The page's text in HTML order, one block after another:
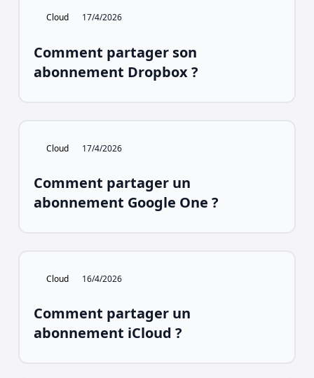
Cloud 17/4/2026
Comment partager son
abonnement Dropbox ?
Cloud 17/4/2026
Comment partager un
abonnement Google One ?
Cloud 16/4/2026
Comment partager un
abonnement iCloud ?